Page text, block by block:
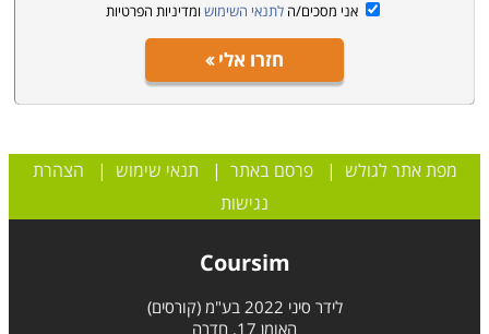
אני מסכים/ה לתנאי השימוש ומדיניות הפרטיות
חזרו אלי
מפת אתר לגולש |פרסם באתר | תנאי שימוש | הצהרת
נגישות
Coursim
לידר סיני 2022 בע"מ (קורסים)
האומן 17, חדרה